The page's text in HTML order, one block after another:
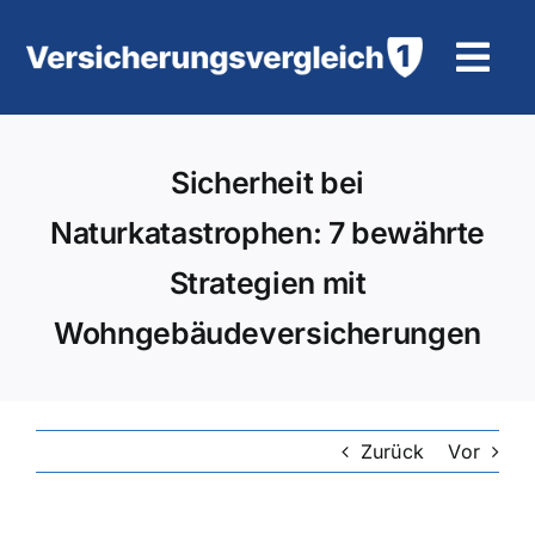
Inhalt
Motorradversicherung
Sicherheit bei
Naturkatastrophen: 7 bewährte
Strategien mit
Wohngebäudeversicherungen
Zurück Vor